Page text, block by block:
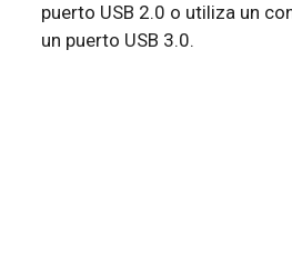
puerto USB 2.0 o utiliza un
un puerto USB 3.0.